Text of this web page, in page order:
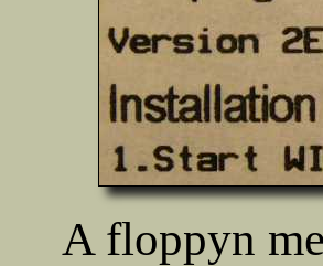
A floppyn